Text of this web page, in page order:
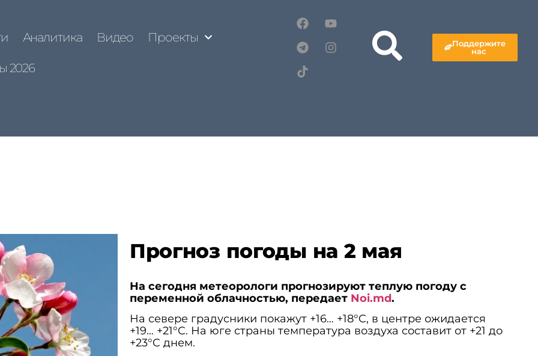
Аналитика Видео Проекты
2026
Поддержите
нас
Прогноз погоды на 2 мая
На сегодня метеорологи прогнозируют теплую погоду с
переменной облачностью, передает Noi.md.
На севере градусники покажут +16… +18°C, в центре ожидается
+19… +21°C. На юге страны температура воздуха составит от +21 до
+23°C днем.